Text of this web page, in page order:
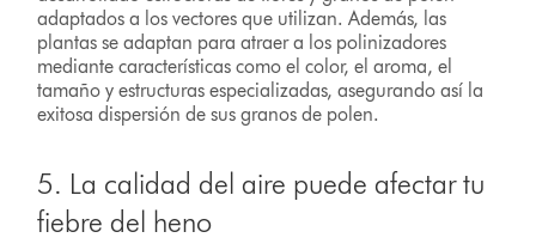
adaptados a los vectores que utilizan. Además, las
plantas se adaptan para atraer a los polinizadores
mediante características como el color, el aroma, el
tamaño y estructuras especializadas, asegurando así la
exitosa dispersión de sus granos de polen.
5. La calidad del aire puede afectar tu
fiebre del heno